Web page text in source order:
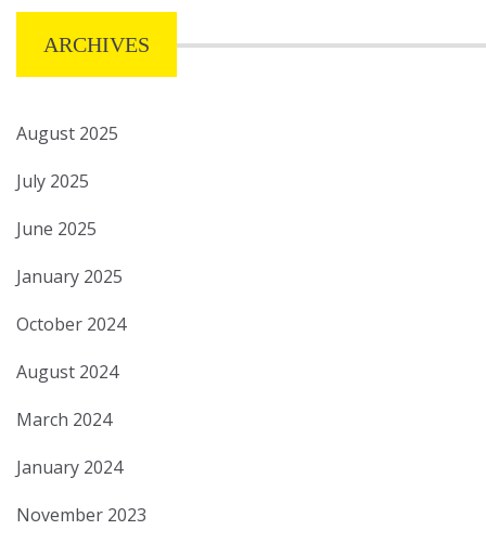
ARCHIVES
August 2025
July 2025
June 2025
January 2025
October 2024
August 2024
March 2024
January 2024
November 2023